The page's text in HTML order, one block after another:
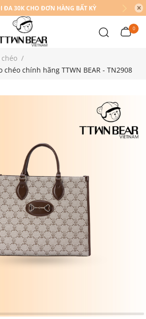
ĐA 30K CHO ĐƠN HÀNG BẤT KỲ
0
/
chính hãng TTWN BEAR - TN2908